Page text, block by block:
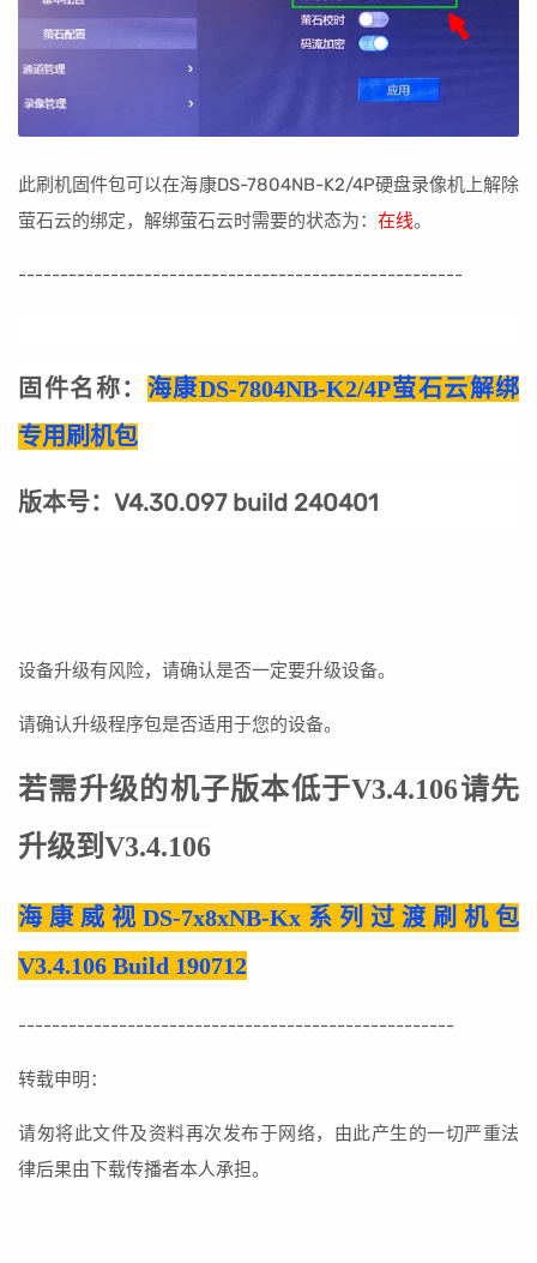
此刷机固件包可以在海康DS-7804NB-K2/4P硬盘录像机上解除
萤石云的绑定，解绑萤石云时需要的状态为： 在线。
-----------------------------------------------------
固件名称： 海康DS-7804NB-K2/4P萤石云解绑
专用刷机包
版本号：V4.30.097 build 240401
设备升级有风险，请确认是否一定要升级设备。
请确认升级程序包是否适用于您的设备。
若需升级的机子版本低于V3.4.106请先
升级到 V3.4.106
海康威视DS-7x8xNB-Kx系列过渡刷机包
V3.4.106 Build 190712
----------------------------------------------------
转载申明：
请匆将此文件及资料再次发布于网络，由此产生的一切严重法
律后果由下载传播者本人承担。